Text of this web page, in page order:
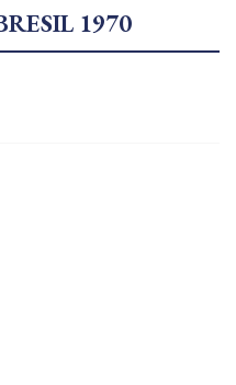
1970